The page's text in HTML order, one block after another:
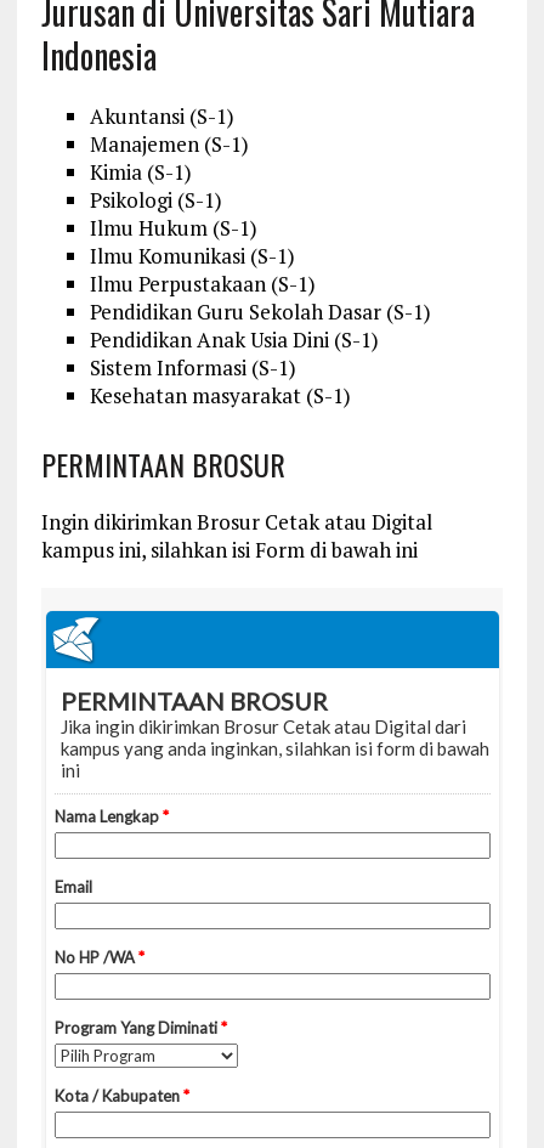
Jurusan di Universitas Sari Mutiara
Indonesia
Akuntansi (S-1)
Manajemen (S-1)
Kimia (S-1)
Psikologi (S-1)
Ilmu Hukum (S-1)
Ilmu Komunikasi (S-1)
Ilmu Perpustakaan (S-1)
Pendidikan Guru Sekolah Dasar (S-1)
Pendidikan Anak Usia Dini (S-1)
Sistem Informasi (S-1)
Kesehatan masyarakat (S-1)
PERMINTAAN BROSUR
Ingin dikirimkan Brosur Cetak atau Digital
kampus ini, silahkan isi Form di bawah ini